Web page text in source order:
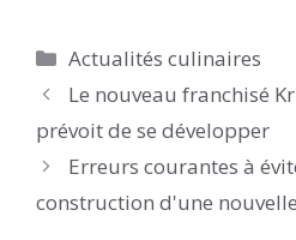
Catégories
Actualités culinaires
Le nouveau franchisé
prévoit de se développer
Erreurs courantes à
construction d'une